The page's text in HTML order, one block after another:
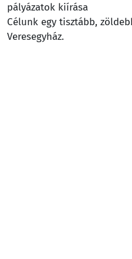
pályázatok kiírása
Célunk egy tisztább,
Veresegyház.